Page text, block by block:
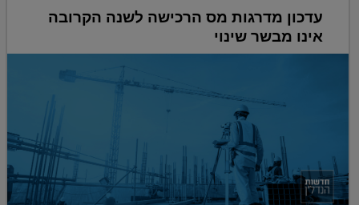
עדכון מדרגות מס הרכישה לשנה הקרובה
אינו מבשר שינוי